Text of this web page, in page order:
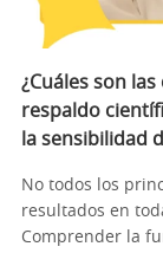
¿Cuáles son
respaldo
la sensibilidad
No todos los
resultados en
Comprender la